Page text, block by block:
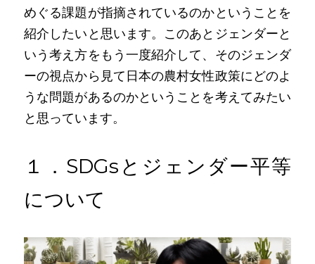
めぐる課題が指摘されているのかということを
紹介したいと思います。このあとジェンダーと
いう考え方をもう一度紹介して、そのジェンダ
ーの視点から見て日本の農村女性政策にどのよ
うな問題があるのかということを考えてみたい
と思っています。
１．SDGsとジェンダー平等
について